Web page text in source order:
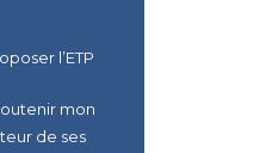
l’ETP
mon
de ses